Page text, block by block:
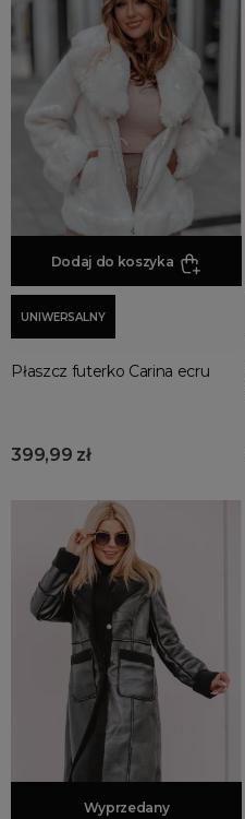
RODZAJ
kożuszek
kurtki płaszcze
ocieplane
pluszowy
puszyste
skórzane
wiązane
włoskie
RĘKAW
z długim rękawem
OKAZJA
do pracy
na pogrzeb
świąteczne
DO CZEGO
do legginsów
do spodni
do spódniczki
do sukienki
Dodaj do koszyka
UNIWERSALNY
Płaszcz futerko Carina ecru
399,99 zł
Dodaj do koszyka
Wyprzedany